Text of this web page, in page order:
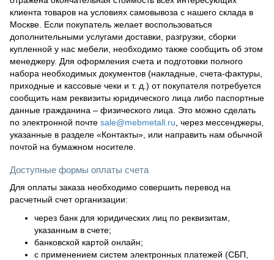
клиента товаров на условиях самовывоза с нашего склада в
Москве. Если покупатель желает воспользоваться
дополнительными услугами доставки, разгрузки, сборки
купленной у нас мебели, необходимо также сообщить об этом
менеджеру. Для оформления счета и подготовки полного
набора необходимых документов (накладные, счета-фактуры,
приходные и кассовые чеки и т. д.) от покупателя потребуется
сообщить нам реквизиты юридического лица либо паспортные
данные гражданина – физического лица. Это можно сделать
по электронной почте sale@mebmetall.ru , через мессенджеры,
указанные в разделе «Контакты», или направить нам обычной
почтой на бумажном носителе.
Доступные формы оплаты счета
Для оплаты заказа необходимо совершить перевод на
расчетный счет организации:
через банк для юридических лиц по реквизитам,
указанным в счете;
банковской картой онлайн;
с применением систем электронных платежей (СБП,